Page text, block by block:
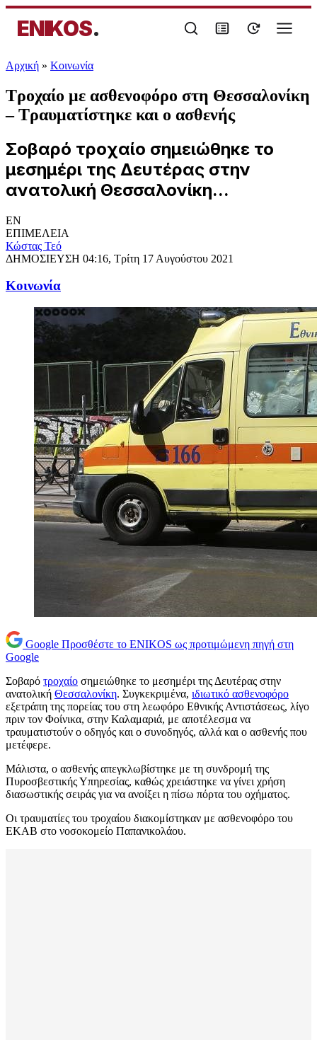
ENIKOS.
Αρχική » Κοινωνία
Τροχαίο με ασθενοφόρο στη Θεσσαλονίκη
– Τραυματίστηκε και ο ασθενής
Σοβαρό τροχαίο σημειώθηκε το
μεσημέρι της Δευτέρας στην
ανατολική Θεσσαλονίκη...
EN
ΕΠΙΜΕΛΕΙΑ
Κώστας Τεό
ΔΗΜΟΣΙΕΥΣΗ 04:16, Τρίτη 17 Αυγούστου 2021
Κοινωνία
Google Προσθέστε το ENIKOS ως προτιμώμενη πηγή στη
Google
Σοβαρό τροχαίο σημειώθηκε το μεσημέρι της Δευτέρας στην
ανατολική Θεσσαλονίκη. Συγκεκριμένα, ιδιωτικό ασθενοφόρο
εξετράπη της πορείας του στη λεωφόρο Εθνικής Αντιστάσεως, λίγο
πριν τον Φοίνικα, στην Καλαμαριά, με αποτέλεσμα να
τραυματιστούν ο οδηγός και ο συνοδηγός, αλλά και ο ασθενής που
μετέφερε.
Μάλιστα, ο ασθενής απεγκλωβίστηκε με τη συνδρομή της
Πυροσβεστικής Υπηρεσίας, καθώς χρειάστηκε να γίνει χρήση
διασωστικής σειράς για να ανοίξει η πίσω πόρτα του οχήματος.
Οι τραυματίες του τροχαίου διακομίστηκαν με ασθενοφόρο του
ΕΚΑΒ στο νοσοκομείο Παπανικολάου.